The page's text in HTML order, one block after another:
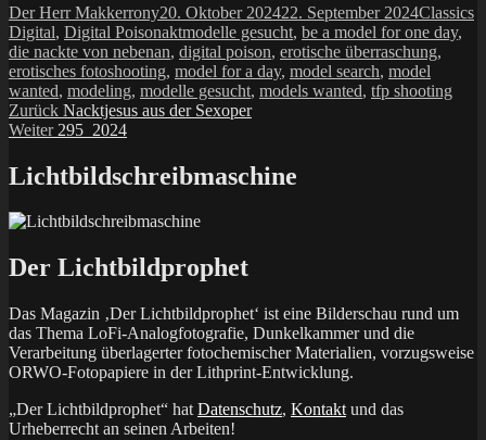
Autor
Der Herr MakkerronyVeröffentlicht
am
20. Oktober 202422. September 2024Classics
Digital, Digital PoisonSchlagwörter
aktmodelle gesucht, be a model for one day,
die nackte von nebenan, digital poison, erotische überraschung,
erotisches fotoshooting, model for a day, model search, model
wanted, modeling, modelle gesucht, models wanted, tfp shooting
Beitragsnavigation
Zurück Vorheriger
Beitrag:
Nacktjesus aus der Sexoper
Weiter Nächster
295_2024
Lichtbildschreibmaschine
Der Lichtbildprophet
Das Magazin ‚Der Lichtbildprophet‘ ist eine Bilderschau rund um
das Thema LoFi-Analogfotografie, Dunkelkammer und die
Verarbeitung überlagerter fotochemischer Materialien, vorzugsweise
ORWO-Fotopapiere in der Lithprint-Entwicklung.
„Der Lichtbildprophet“ hat Datenschutz, Kontakt und das
Urheberrecht an seinen Arbeiten!